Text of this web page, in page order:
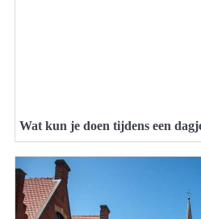
Wat kun je doen tijdens een